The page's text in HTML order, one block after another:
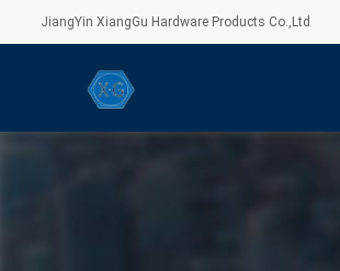
JiangYin XiangGu Hardware Products Co.,Ltd